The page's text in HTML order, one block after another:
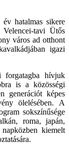
hatalmas sikere
tavi Ütős
város ad otthont
igazi
forgatagba hívjuk
is a közösségi
generációt képes
ölelésében. A
sokszínűsége
roma, japán,
kiemelt